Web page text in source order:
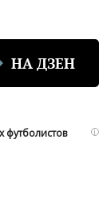
НА ДЗЕН
i
футболистов